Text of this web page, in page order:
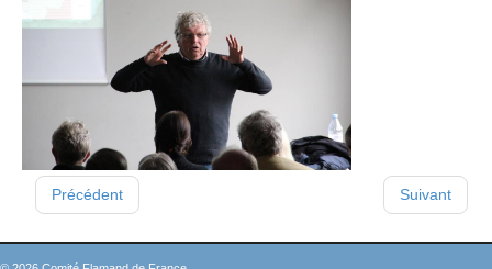
Précédent Suivant